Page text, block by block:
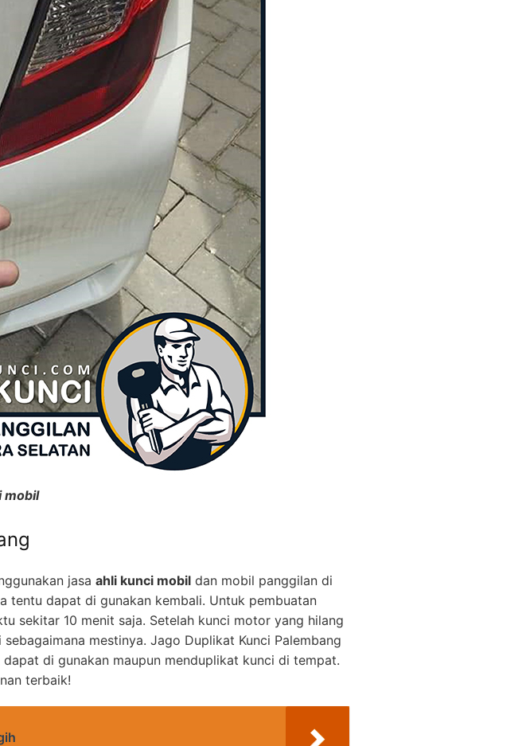
mobil
jasa ahli kunci mobil dan mobil panggilan di
tentu dapat di gunakan kembali. Untuk pembuatan
sekitar 10 menit saja. Setelah kunci motor yang hilang
mestinya. Jago Duplikat Kunci Palembang
di gunakan maupun menduplikat kunci di tempat.
terbaik!